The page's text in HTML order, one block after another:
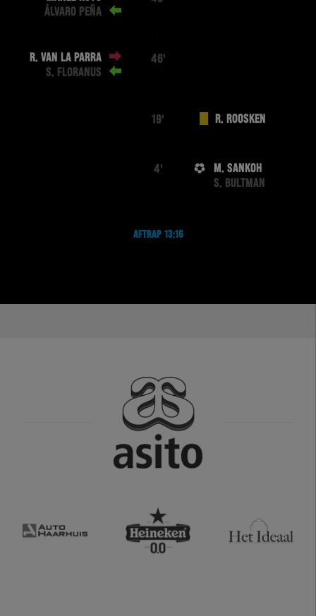
ÁLVARO PEÑA
R. VAN LA PARRA
S. FLORANUS
46'
19' R. ROOSKEN
4'
M. SANKOH
S. BULTMAN
AFTRAP 13:16